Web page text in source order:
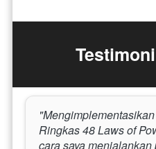
Ringkas 48 Laws of
cara saya